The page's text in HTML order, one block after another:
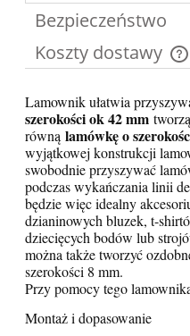
Bezpieczeństwo
Koszty dostawy
Cena nie zawiera
Lamownik ułatwia
szerokości ok 42 mm
równą lamówkę o
wyjątkowej konstrukcji
swobodnie przyszywać
podczas wykańczania linii
będzie więc idealny
dzianinowych bluzek, t-
dziecięcych bodów lub
można także tworzyć
szerokości 8 mm.
Przy pomocy tego
Montaż i dopasowanie